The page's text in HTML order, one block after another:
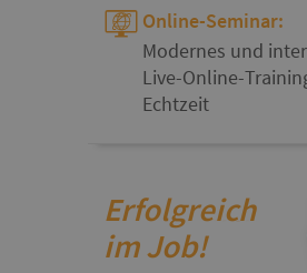
Online-Seminar:
Modernes und
Live-Online-
Echtzeit
Erfolgreich
im Job!